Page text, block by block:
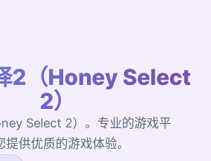
2（Honey Select
2）
Select 2）。专业的游戏平
提供优质的游戏体验。